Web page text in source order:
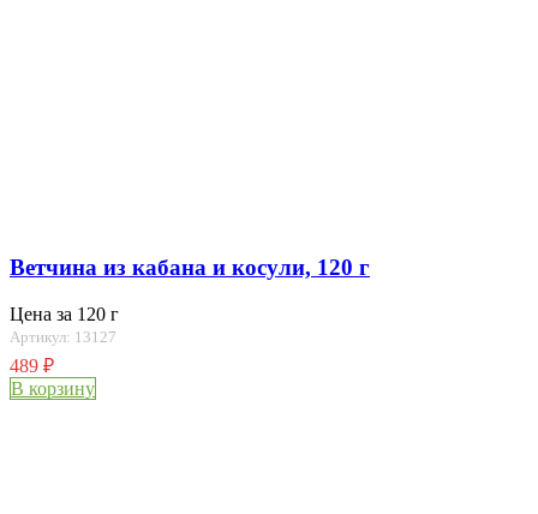
Ветчина из кабана и косули, 120 г
Цена за 120 г
Артикул: 13127
489 ₽
В корзину